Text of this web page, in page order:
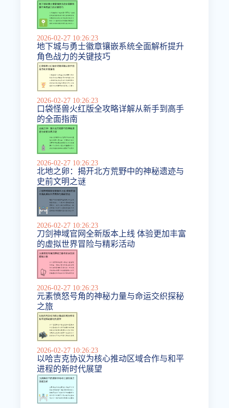
2026-02-27 10:26:23
地下城与勇士徽章镶嵌系统全面解析提升
角色战力的关键技巧
2026-02-27 10:26:23
口袋怪兽火红版全攻略详解从新手到高手
的全面指南
2026-02-27 10:26:23
北地之卵：揭开北方荒野中的神秘遗迹与
史前文明之谜
2026-02-27 10:26:23
刀剑神域官网全新版本上线 体验更加丰富
的虚拟世界冒险与精彩活动
2026-02-27 10:26:23
元素愤怒号角的神秘力量与命运交织探秘
之旅
2026-02-27 10:26:23
以哈吉克协议为核心推动区域合作与和平
进程的新时代展望